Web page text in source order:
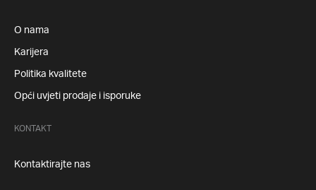
O nama
Karijera
Politika kvalitete
Opći uvjeti prodaje i isporuke
KONTAKT
Kontaktirajte nas